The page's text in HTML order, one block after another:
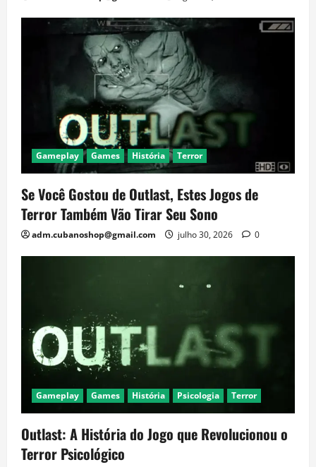
Gameplay Games História Terror
Se Você Gostou de Outlast, Estes Jogos de
Terror Também Vão Tirar Seu Sono
adm.cubanoshop@gmail.com julho 30, 2026 0
Gameplay Games História Psicologia Terror
Outlast: A História do Jogo que Revolucionou o
Terror Psicológico